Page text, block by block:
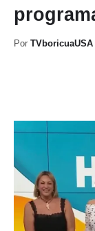
Por TVboricuaUSA